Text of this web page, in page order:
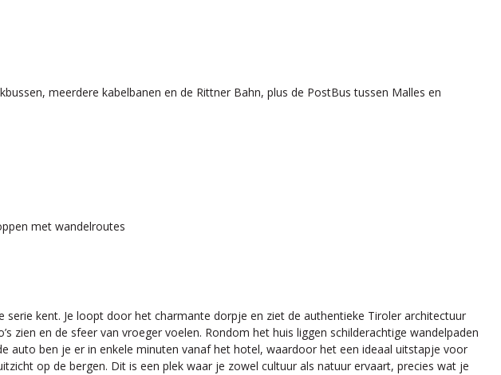
meerdere kabelbanen en de Rittner Bahn, plus de PostBus tussen Malles en
met wandelroutes
kent. Je loopt door het charmante dorpje en ziet de authentieke Tiroler architectuur
en de sfeer van vroeger voelen. Rondom het huis liggen schilderachtige wandelpaden
ben je er in enkele minuten vanaf het hotel, waardoor het een ideaal uitstapje voor
op de bergen. Dit is een plek waar je zowel cultuur als natuur ervaart, precies wat je